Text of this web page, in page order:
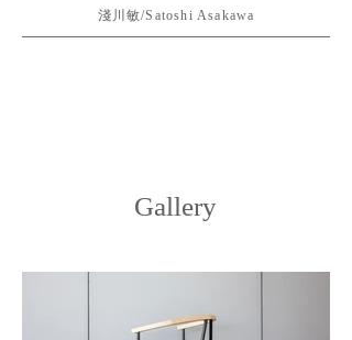
淺川敏/Satoshi Asakawa
Gallery